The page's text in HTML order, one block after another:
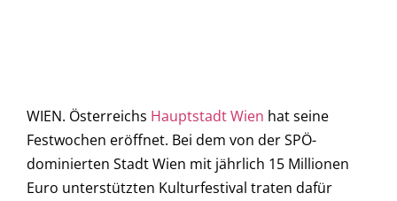
WIEN. Österreichs Hauptstadt Wien hat seine
Festwochen eröffnet. Bei dem von der SPÖ-
dominierten Stadt Wien mit jährlich 15 Millionen
Euro unterstützten Kulturfestival traten dafür